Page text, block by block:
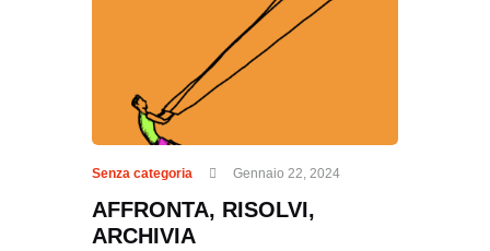
Senza categoria Gennaio 22, 2024
AFFRONTA, RISOLVI,
ARCHIVIA